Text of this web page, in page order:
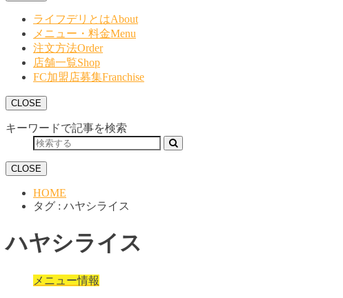
ライフデリとはAbout
メニュー・料金Menu
注文方法Order
店舗一覧Shop
FC加盟店募集Franchise
CLOSE
キーワードで記事を検索
CLOSE
HOME
タグ : ハヤシライス
ハヤシライス
メニュー情報